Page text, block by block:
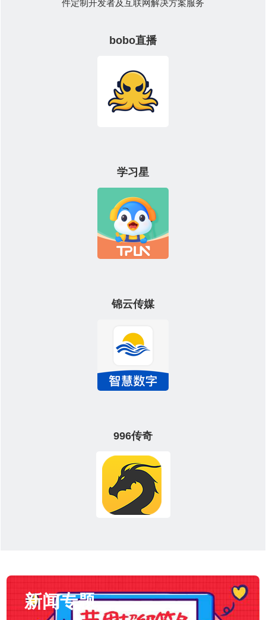
件定制开发者及互联网解决方案服务
bobo直播
学习星
锦云传媒
996传奇
新闻专题